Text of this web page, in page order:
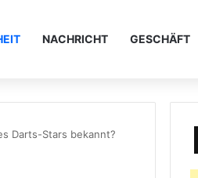
NACHRICHT GESCHÄFT
Darts-Stars bekannt?